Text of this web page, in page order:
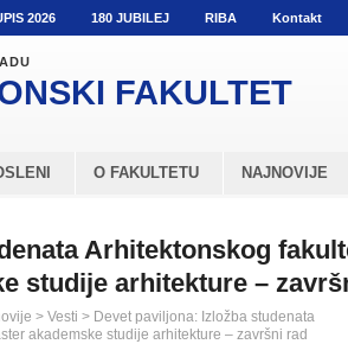
2026 180 JUBILEJ RIBA Kontakt
FAKULTET
O FAKULTETU NAJNOVIJE
Arhitektonskog
studije arhitekture –
> Vesti > Devet paviljona: Izložba studenata
akademske studije arhitekture – završni rad